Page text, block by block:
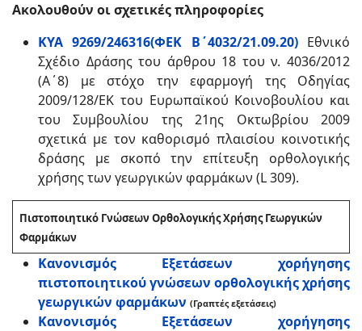
Ακολουθούν οι σχετικές πληροφορίες
ΚΥΑ 9269/246316(ΦΕΚ Β΄4032/21.09.20) Εθνικό
Σχέδιο Δράσης του άρθρου 18 του ν. 4036/2012
(Α΄8) με στόχο την εφαρμογή της Οδηγίας
2009/128/ΕΚ του Ευρωπαϊκού Κοινοβουλίου και
του Συμβουλίου της 21ης Οκτωβρίου 2009
σχετικά με τον καθορισμό πλαισίου κοινοτικής
δράσης με σκοπό την επίτευξη ορθολογικής
χρήσης των γεωργικών φαρμάκων (L 309).
Πιστοποιητικό Γνώσεων Ορθολογικής Χρήσης Γεωργικών
Φαρμάκων
Κανονισμός Εξετάσεων χορήγησης
πιστοποιητικού γνώσεων ορθολογικής χρήσης
γεωργικών φαρμάκων (Γραπτές εξετάσεις)
Κανονισμός Εξετάσεων χορήγησης